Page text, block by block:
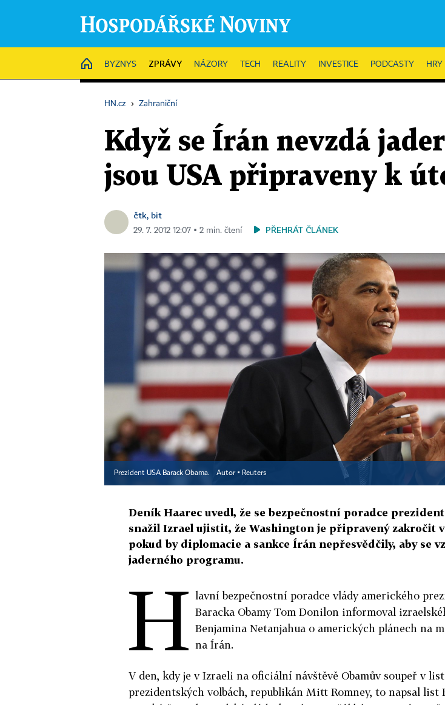
HOME
BYZNYS ZPRÁVY NÁZORY TECH REALITY INVESTICE PODCASTY HRY
HN.cz › Zahraniční
Když se Írán nevzdá
jsou USA připraveny k
čtk, bit
29. 7. 2012 12:07 ▪ 2 min. čtení PŘEHRÁT ČLÁNEK
Prezident USA Barack Obama. Autor ▪ Reuters
Deník Haarec uvedl, že se bezpečnostní poradce
snažil Izrael ujistit, že Washington je připravený zakročit
pokud by diplomacie a sankce Írán nepřesvědčily, aby se
jaderného programu.
H lavní bezpečnostní poradce vlády amerického
Baracka Obamy Tom Donilon informoval
Benjamina Netanjahua o amerických plánech na
na Írán.
V den, kdy je v Izraeli na oficiální návštěvě Obamův soupeř v
prezidentských volbách, republikán Mitt Romney, to napsal list